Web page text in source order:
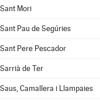
Sant Mori
Sant Pau de Segúries
Sant Pere Pescador
Sarrià de Ter
Saus, Camallera i Llampaies